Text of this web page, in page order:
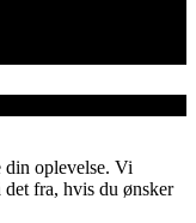
din oplevelse. Vi
det fra, hvis du ønsker